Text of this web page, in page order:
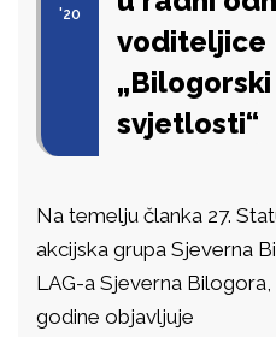
'20
voditeljice
svjetlosti“
Na temelju članka 27.
akcijska grupa Sjeverna
LAG-a Sjeverna Bilogora,
godine objavljuje